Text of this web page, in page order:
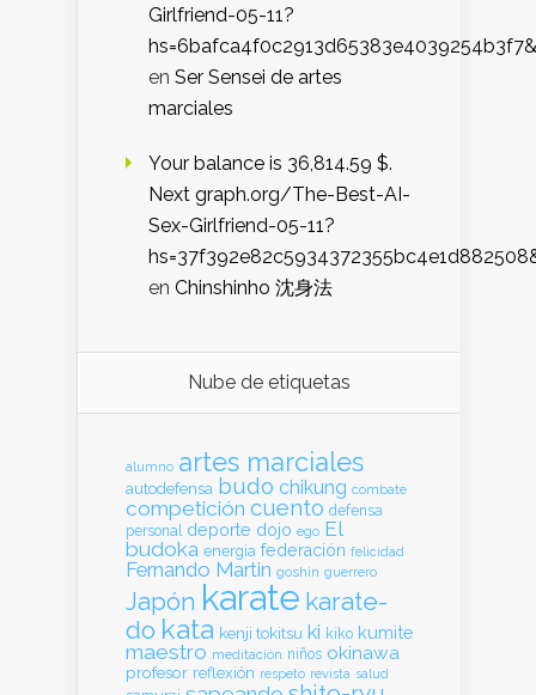
Girlfriend-05-11?
hs=6bafca4f0c2913d65383e4039254b3f7&
en Ser Sensei de artes
marciales
Your balance is 36,814.59 $.
Next graph.org/The-Best-AI-
Sex-Girlfriend-05-11?
en Chinshinho 沈身法
Nube de etiquetas
alumno artes marciales
autodefensa budo chikung combate
competición cuento defensa
personal deporte dojo ego El
budoka energia federación felicidad
Fernando Martin goshin guerrero
Japón karate karate-
do kata kenji tokitsu ki kiko kumite
maestro meditación niños okinawa
profesor reflexión respeto revista salud